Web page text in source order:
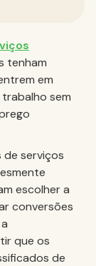
tenham
em
sem
serviços
escolher a
conversões
que os
de